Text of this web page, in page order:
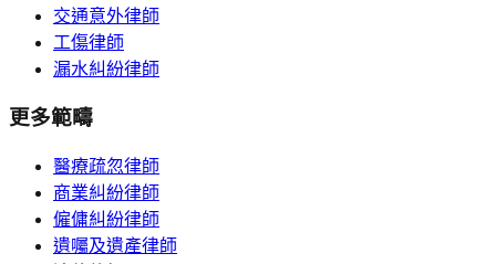
交通意外律師
工傷律師
漏水糾紛律師
更多範疇
醫療疏忽律師
商業糾紛律師
僱傭糾紛律師
遺囑及遺產律師